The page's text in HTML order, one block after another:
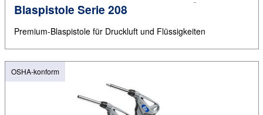
Blaspistole Serie 208
Premium-Blaspistole für Druckluft und Flüssigkeiten
OSHA-konform